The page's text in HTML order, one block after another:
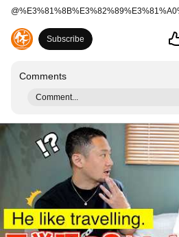
@
Subscribe
Comments
Comment...